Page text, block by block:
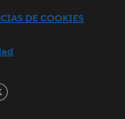
DE COOKIES